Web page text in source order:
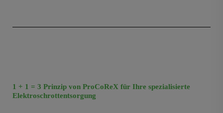
1 + 1 = 3 Prinzip von ProCoReX für Ihre spezialisierte
Elektroschrottentsorgung